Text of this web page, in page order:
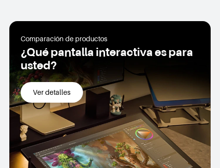
Comparación de productos
¿Qué pantalla interactiva es para
usted?
Ver detalles